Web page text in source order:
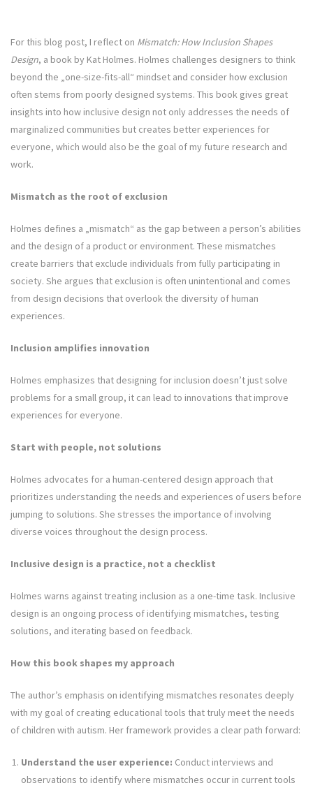
For this blog post, I reflect on Mismatch: How Inclusion Shapes
Design, a book by Kat Holmes. Holmes challenges designers to think
beyond the „one-size-fits-all“ mindset and consider how exclusion
often stems from poorly designed systems. This book gives great
insights into how inclusive design not only addresses the needs of
marginalized communities but creates better experiences for
everyone, which would also be the goal of my future research and
work.
Mismatch as the root of exclusion
Holmes defines a „mismatch“ as the gap between a person’s abilities
and the design of a product or environment. These mismatches
create barriers that exclude individuals from fully participating in
society. She argues that exclusion is often unintentional and comes
from design decisions that overlook the diversity of human
experiences.
Inclusion amplifies innovation
Holmes emphasizes that designing for inclusion doesn’t just solve
problems for a small group, it can lead to innovations that improve
experiences for everyone.
Start with people, not solutions
Holmes advocates for a human-centered design approach that
prioritizes understanding the needs and experiences of users before
jumping to solutions. She stresses the importance of involving
diverse voices throughout the design process.
Inclusive design is a practice, not a checklist
Holmes warns against treating inclusion as a one-time task. Inclusive
design is an ongoing process of identifying mismatches, testing
solutions, and iterating based on feedback.
How this book shapes my approach
The author’s emphasis on identifying mismatches resonates deeply
with my goal of creating educational tools that truly meet the needs
of children with autism. Her framework provides a clear path forward:
Understand the user experience: Conduct interviews and
observations to identify where mismatches occur in current tools